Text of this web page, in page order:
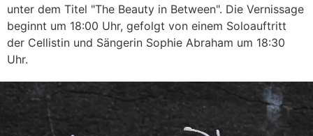
unter dem Titel "The Beauty in Between". Die Vernissage
beginnt um 18:00 Uhr, gefolgt von einem Soloauftritt
der Cellistin und Sängerin Sophie Abraham um 18:30
Uhr.